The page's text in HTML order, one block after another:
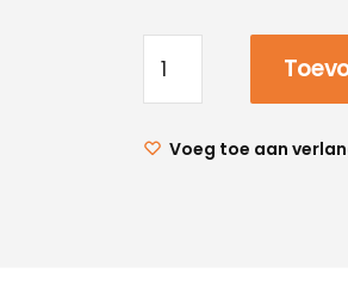
Voeg toe aan